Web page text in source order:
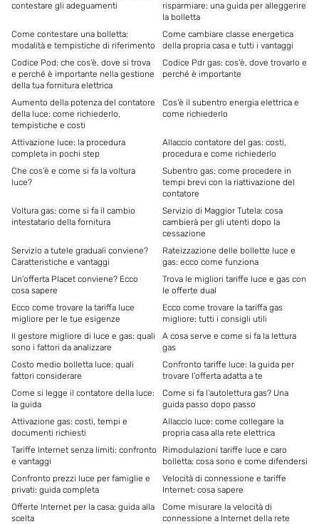
contestare gli adeguamenti
risparmiare: una guida per alleggerire
la bolletta
Come contestare una bolletta:
modalità e tempistiche di riferimento
Come cambiare classe energetica
della propria casa e tutti i vantaggi
Codice Pod: che cos’è, dove si trova
e perché è importante nella gestione
della tua fornitura elettrica
Codice Pdr gas: cos'è, dove trovarlo e
perché è importante
Aumento della potenza del contatore
della luce: come richiederlo,
tempistiche e costi
Cos'è il subentro energia elettrica e
come richiederlo
Attivazione luce: la procedura
completa in pochi step
Allaccio contatore del gas: costi,
procedura e come richiederlo
Che cos’è e come si fa la voltura
luce?
Subentro gas: come procedere in
tempi brevi con la riattivazione del
contatore
Voltura gas: come si fa il cambio
intestatario della fornitura
Servizio di Maggior Tutela: cosa
cambierà per gli utenti dopo la
cessazione
Servizio a tutele graduali conviene?
Caratteristiche e vantaggi
Rateizzazione delle bollette luce e
gas: ecco come funziona
Un’offerta Placet conviene? Ecco
cosa sapere
Trova le migliori tariffe luce e gas con
le offerte dual
Ecco come trovare la tariffa luce
migliore per le tue esigenze
Ecco come trovare la tariffa gas
migliore: tutti i consigli utili
Il gestore migliore di luce e gas: quali
sono i fattori da analizzare
A cosa serve e come si fa la lettura
gas
Costo medio bolletta luce: quali
fattori considerare
Confronto tariffe luce: la guida per
trovare l’offerta adatta a te
Come si legge il contatore della luce:
la guida
Come si fa l’autolettura gas? Una
guida passo dopo passo
Attivazione gas: costi, tempi e
documenti richiesti
Allaccio luce: come collegare la
propria casa alla rete elettrica
Tariffe Internet senza limiti: confronto
e vantaggi
Rimodulazioni tariffe luce e caro
bolletta: cosa sono e come difendersi
Confronto prezzi luce per famiglie e
privati: guida completa
Velocità di connessione e tariffe
Internet: cosa sapere
Offerte Internet per la casa: guida alla
scelta
Come misurare la velocità di
connessione a Internet della rete